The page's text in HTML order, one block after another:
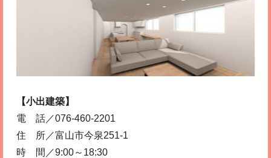
【小出建築】
電 話／076-460-2201
住 所／富山市今泉251-1
時 間／9:00～18:30